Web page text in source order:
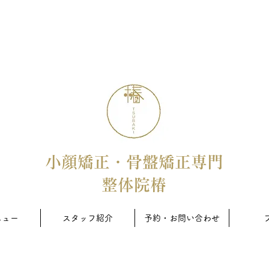
小顔矯正・骨盤矯正専門
整体院椿
ー スタッフ紹介 予約・お問い合わせ